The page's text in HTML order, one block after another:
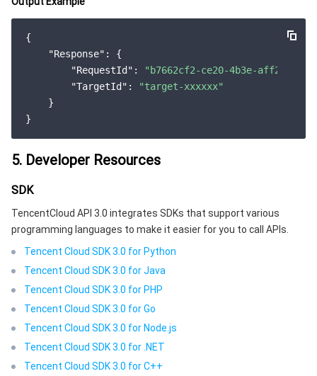
地域管理系统
配额中心
云压测
控制台相关
费用中心
政策与规范
服务计划
腾讯云培训认证
{
"Response" : {
"RequestId" :
"b7662cf2-ce20-4b3e-aff2-
"TargetId" :
"target-xxxxxx"
    }
5. Developer Resources
SDK
TencentCloud API 3.0 integrates SDKs that support various
programming languages to make it easier for you to call APIs.
Tencent Cloud SDK 3.0 for Python
Tencent Cloud SDK 3.0 for Java
Tencent Cloud SDK 3.0 for PHP
Tencent Cloud SDK 3.0 for Go
Tencent Cloud SDK 3.0 for Node.js
Tencent Cloud SDK 3.0 for .NET
Tencent Cloud SDK 3.0 for C++